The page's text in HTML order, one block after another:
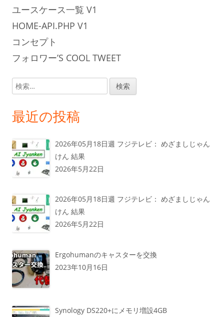
ユースケース一覧 V1
HOME-API.PHP V1
コンセプト
フォロワー’S COOL TWEET
検
索:
最近の投稿
2026年05月18日週 フジテレビ： めざましじゃん
けん 結果
2026年5月22日
2026年05月18日週 フジテレビ： めざましじゃん
けん 結果
2026年5月22日
Ergohumanのキャスターを交換
2023年10月16日
Synology DS220+にメモリ増設4GB